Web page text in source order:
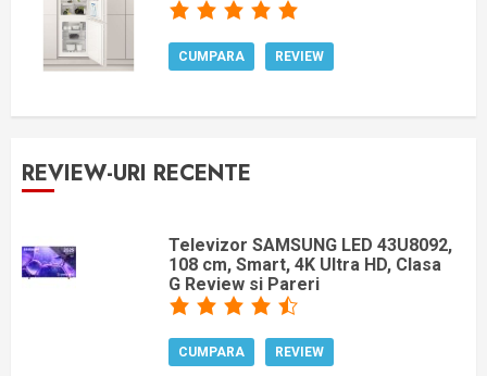
CUMPARA REVIEW
REVIEW-URI RECENTE
Televizor SAMSUNG LED 43U8092,
108 cm, Smart, 4K Ultra HD, Clasa
G Review si Pareri
CUMPARA REVIEW